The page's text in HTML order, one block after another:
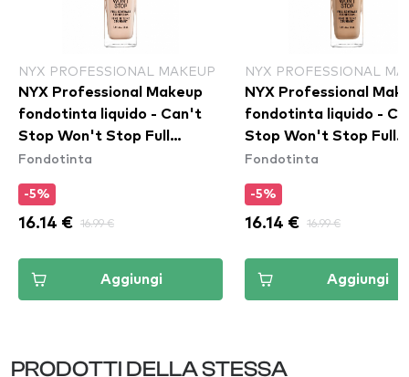
NYX PROFESSIONAL MAKEUP
NYX Professional Makeup
fondotinta liquido - Can't
Stop Won't Stop Full
Coverage Foundation -
Fondotinta
-5%
16.14 € 16.99 €
Aggiungi
NYX PROFESSIONAL
NYX Professional
fondotinta liquido -
Stop Won't Stop Full
Coverage Foundation
Fondotinta
-5%
16.14 € 16.99 €
Aggiungi
PRODOTTI DELLA STESSA